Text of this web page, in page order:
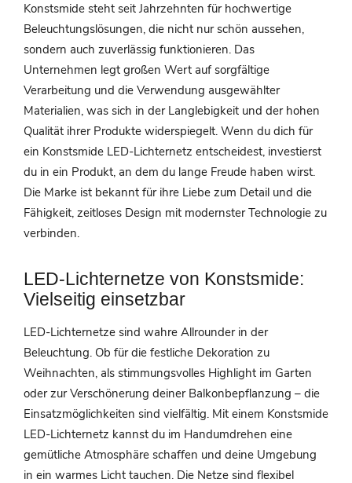
Konstsmide steht seit Jahrzehnten für hochwertige
Beleuchtungslösungen, die nicht nur schön aussehen,
sondern auch zuverlässig funktionieren. Das
Unternehmen legt großen Wert auf sorgfältige
Verarbeitung und die Verwendung ausgewählter
Materialien, was sich in der Langlebigkeit und der hohen
Qualität ihrer Produkte widerspiegelt. Wenn du dich für
ein Konstsmide LED-Lichternetz entscheidest, investierst
du in ein Produkt, an dem du lange Freude haben wirst.
Die Marke ist bekannt für ihre Liebe zum Detail und die
Fähigkeit, zeitloses Design mit modernster Technologie zu
verbinden.
LED-Lichternetze von Konstsmide:
Vielseitig einsetzbar
LED-Lichternetze sind wahre Allrounder in der
Beleuchtung. Ob für die festliche Dekoration zu
Weihnachten, als stimmungsvolles Highlight im Garten
oder zur Verschönerung deiner Balkonbepflanzung – die
Einsatzmöglichkeiten sind vielfältig. Mit einem Konstsmide
LED-Lichternetz kannst du im Handumdrehen eine
gemütliche Atmosphäre schaffen und deine Umgebung
in ein warmes Licht tauchen. Die Netze sind flexibel